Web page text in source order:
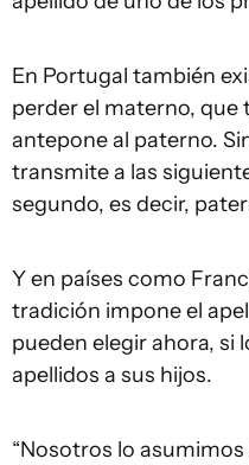
En Portugal también
perder el materno,
antepone al paterno.
transmite a las
segundo, es decir,
Y en países como
tradición impone el
pueden elegir ahora, si
apellidos a sus hijos.
“Nosotros lo